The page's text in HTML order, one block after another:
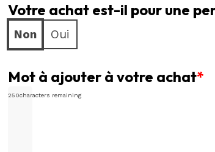
Haut
Votre achat est-il pour une
Non Oui
*
Mot à ajouter à votre achat
250characters remaining